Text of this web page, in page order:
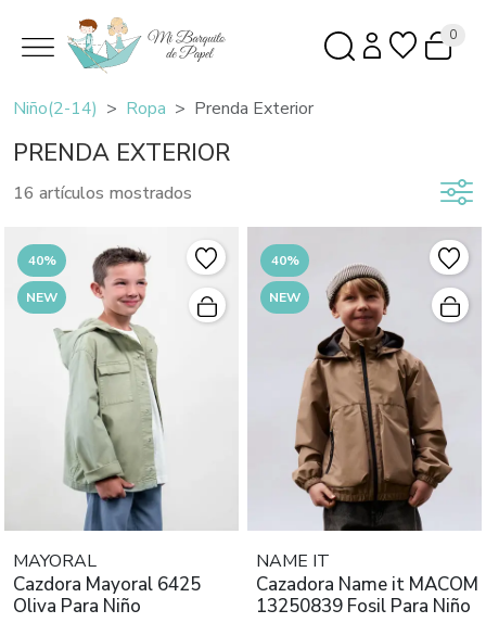
0
Niño(2-14) Ropa Prenda Exterior
PRENDA EXTERIOR
16 artículos mostrados
40%
NEW
MAYORAL
Cazdora Mayoral 6425
Oliva Para Niño
40%
NEW
NAME IT
Cazadora Name it MACOM
13250839 Fosil Para Niño